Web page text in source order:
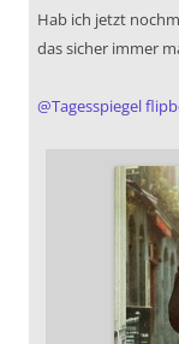
Hab ich jetzt
das sicher immer
@Tagesspiegel